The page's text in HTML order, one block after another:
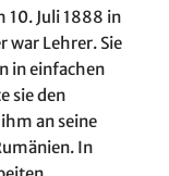
10. Juli 1888 in
war Lehrer. Sie
in einfachen
sie den
an seine
In